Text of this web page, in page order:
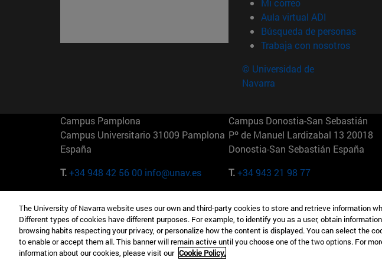
Mi correo
Aula virtual ADI (abre en
Búsqueda de personas(abre
Trabaja con nosotros(abre
© Universidad de
Navarra
Campus Pamplona
Campus Universitario 31009 Pamplona
España
T.+34 948 42 56 00 info@unav.es
Campus Donostia-San Sebastián
Pº de Manuel Lardizabal 13 20018
Donostia-San Sebastián España
T.+34 943 21 98 77
Camino del Cerro Águila 3 28023
Madrid España
T.+34 912 11 30 00
165 W 57th St 10019-2201 Nueva
EE.UU
T.+1 646 346 8850
The University of Navarra website uses our own and third-party cookies to store and retrieve information
Different types of cookies have different purposes. For example, to identify you as a user, obtain
browsing habits respecting your privacy, or personalize how the content is displayed. You can select the
to enable or accept them all. This banner will remain active until you choose one of the two options. For
information about our cookies, please visit our Cookie Policy.